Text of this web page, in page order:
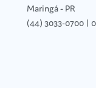
Maringá - PR
(44) 3033-0700 |